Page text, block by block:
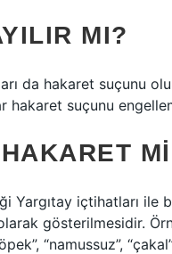
MI?
da hakaret suçunu
hakaret suçunu
içtihatları ile
gösterilmesidir.
“namussuz”,